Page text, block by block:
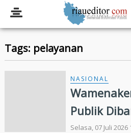
Tags: pelayanan
NASIONAL
Publik
Pelayanan
Selasa, 07 Juli 2026